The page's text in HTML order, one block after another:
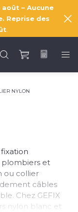
– Aucune
Reprise des
NYLON
plombiers et
ou collier
câbles
Chez GEFIX
nylon blanc et